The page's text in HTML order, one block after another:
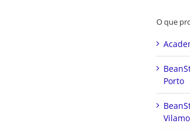
O que
Porto